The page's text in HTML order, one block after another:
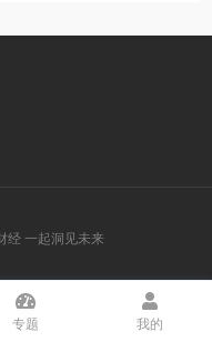
经 一起洞见未来
专题 我的